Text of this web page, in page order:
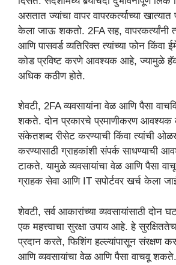
असतात ज्यांचा वापर वापरकर्त्याच्या खात्यात
केला जाऊ शकतो. 2FA सह, वापरकर्त्यांनी
आणि पासवर्ड व्यतिरिक्त त्यांच्या फोन किंवा
कोड प्रविष्ट करणे आवश्यक आहे, ज्यामुळे
अधिक कठीण होते.
शेवटी, 2FA व्यवसायांना वेळ आणि पैसा
शकते. दोन प्रकारचे प्रमाणीकरण आवश्यक
संकेतशब्द रीसेट करण्याची किंवा त्यांची
करण्यासाठी ग्राहकांशी संपर्क साधण्याची
टाकते. यामुळे व्यवसायांचा वेळ आणि पैसा
ग्राहक सेवा आणि IT सपोर्टवर खर्च केला
शेवटी, सर्व आकारांच्या व्यवसायांसाठी दोन
एक महत्त्वाचा सुरक्षा उपाय आहे. हे
प्रदान करते, फिशिंग हल्ल्यांपासून संरक्षण
आणि व्यवसायांचा वेळ आणि पैसा वाचवू